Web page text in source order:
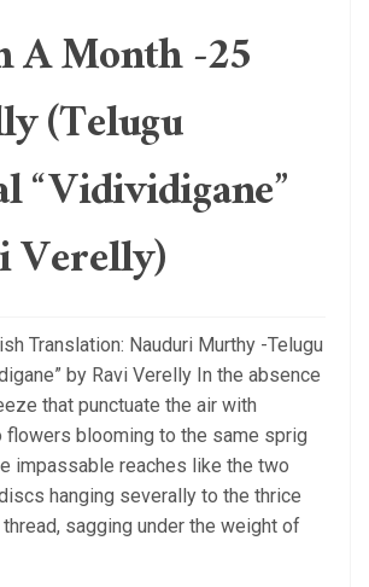
A Month -25
(Telugu
“Vidividigane”
Verelly)
Translation: Nauduri Murthy -Telugu
by Ravi Verelly In the absence
that punctuate the air with
flowers blooming to the same sprig
impassable reaches like the two
hanging severally to the thrice
sagging under the weight of